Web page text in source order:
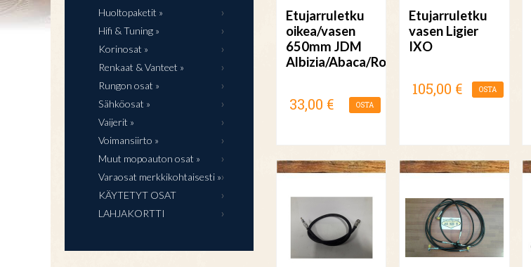
Huoltopaketit »
Hifi & Tuning »
Korinosat »
Renkaat & Vanteet »
Rungon osat »
Sähköosat »
Vaijerit »
Voimansiirto »
Muut mopoauton osat »
Varaosat merkkikohtaisesti »
KÄYTETYT OSAT
LAHJAKORTTI
Etujarruletku
oikea/vasen
650mm JDM
Albizia/Abaca/Roxsy
33,00 € OSTA
Etujarruletku
vasen Ligier
IXO
105,00 € OSTA